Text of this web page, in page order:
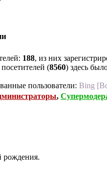
188, из них
(8560) здесь
пользователи: Bing
,
рождения.